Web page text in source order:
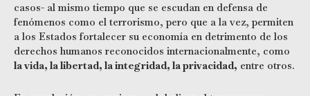
casos- al mismo tiempo que se escudan en defensa de
fenómenos como el terrorismo, pero que a la vez, permiten
a los Estados fortalecer su economía en detrimento de los
derechos humanos reconocidos internacionalmente, como
la vida, la libertad, la integridad, la privacidad, entre otros.